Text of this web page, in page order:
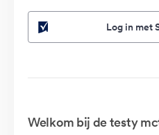
Log in met
Welkom bij de testy